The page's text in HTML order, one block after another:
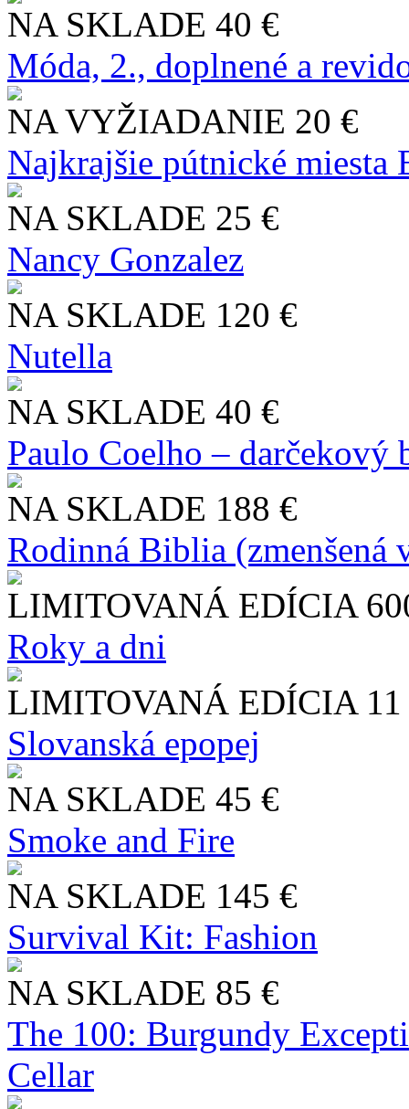
NA SKLADE 40 €
Móda, 2., doplnené a
NA VYŽIADANIE 20 €
Najkrajšie pútnické miesta
NA SKLADE 25 €
Nancy Gonzalez
NA SKLADE 120 €
Nutella
NA SKLADE 40 €
Paulo Coelho – darčekový
NA SKLADE 188 €
Rodinná Biblia (zmenšená
LIMITOVANÁ EDÍCIA
Roky a dni
LIMITOVANÁ EDÍCIA
Slo​vanská epopej
NA SKLADE 45 €
Smoke and Fire
NA SKLADE 145 €
Survival Kit: Fashion
NA SKLADE 85 €
The 100: Burgundy
Cellar